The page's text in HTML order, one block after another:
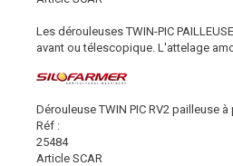
Les dérouleuses TWIN-PIC
avant ou télescopique. L'attelage
Dérouleuse TWIN PIC RV2 pailleuse
Réf :
25484
Article SCAR